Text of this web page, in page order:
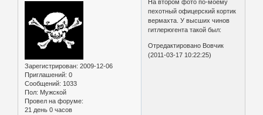
Зарегистрирован: 2009-12-06
Приглашений: 0
Сообщений: 1033
Пол: Мужской
Провел на форуме:
21 день 0 часов
На втором фото по-моему
пехотный офицерский кортик
вермахта. У высших чинов
гитлерюгента такой был:
Отредактировано Вовчик
(2011-03-17 10:22:25)